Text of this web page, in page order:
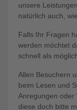
unsere
natürlich auch,
Falls Ihr Fragen
werden möchtet
schnell als
Allen Besuchern
beim Lesen und
Anregungen oder
diese doch bitte